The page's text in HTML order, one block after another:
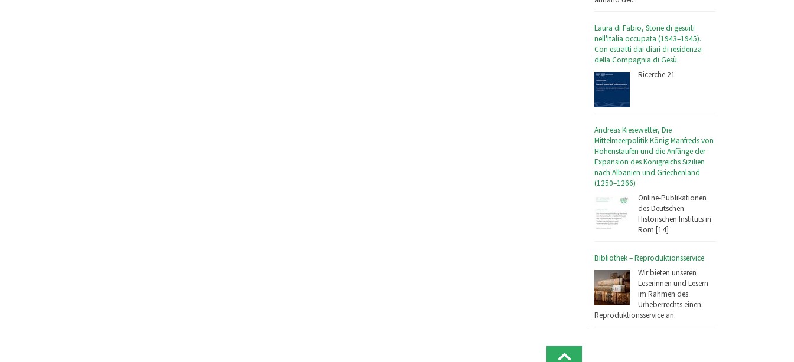
Laura di Fabio, Storie di gesuiti
nell'Italia occupata (1943–1945).
Con estratti dai diari di residenza
della Compagnia di Gesù
Ricerche 21
Andreas Kiesewetter, Die
Mittelmeerpolitik König Manfreds von
Hohenstaufen und die Anfänge der
Expansion des Königreichs Sizilien
nach Albanien und Griechenland
(1250–1266)
Online-Publikationen
des Deutschen
Historischen Instituts in
Rom [14]
Bibliothek – Reproduktionsservice
Wir bieten unseren
Leserinnen und Lesern
im Rahmen des
Urheberrechts einen
Reproduktionsservice an.